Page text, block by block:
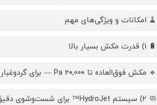
🧹 امکانات و ویژگی‌های مهم
🔋 1) قدرت مکش بسیار بالا
🔹 مکش فوق‌العاده تا ۲۰,۰۰۰ Pa — برای گردوغبار عمیق، مو و ذرات بزرگ — بسیار بالاتر از مدل‌های معمول در این رده.
🧼 2) سیستم HydroJet™ برای شست‌وشوی دقیق